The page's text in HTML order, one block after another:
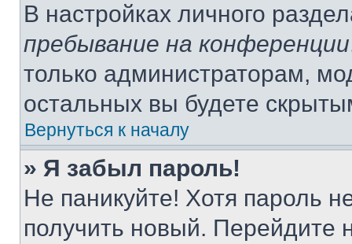
В настройках личного
пребывание на конференции
только администраторам,
остальных вы будете
Вернуться к началу
» Я забыл пароль!
Не паникуйте! Хотя пароль
получить новый. Перейдите